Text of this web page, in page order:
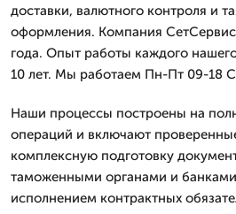
доставки, валютного контроля и
оформления. Компания
года. Опыт работы каждого
10 лет. Мы работаем Пн-Пт 09-18
Наши процессы построены на
операций и включают
комплексную подготовку
таможенными органами и
исполнением контрактных